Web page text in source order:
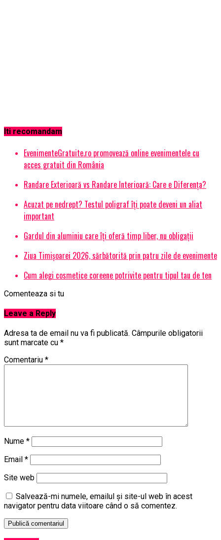
Iti recomandam
EvenimenteGratuite.ro promovează online evenimentele cu
acces gratuit din România
Randare Exterioară vs Randare Interioară: Care e Diferența?
Acuzat pe nedrept? Testul poligraf îţi poate deveni un aliat
important
Gardul din aluminiu care îți oferă timp liber, nu obligații
Ziua Timișoarei 2026, sărbătorită prin patru zile de evenimente
Cum alegi cosmetice coreene potrivite pentru tipul tau de ten
Comenteaza si tu
Leave a Reply
Adresa ta de email nu va fi publicată. Câmpurile obligatorii
sunt marcate cu *
Comentariu *
Nume *
Email *
Site web
Salvează-mi numele, emailul și site-ul web în acest
navigator pentru data viitoare când o să comentez.